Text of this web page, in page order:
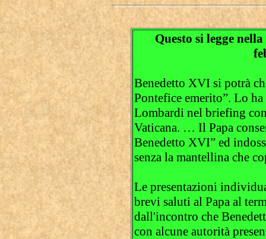
Questo si legge
Benedetto XVI si potrà
Pontefice emerito”. Lo
Lombardi nel briefing
Vaticana. … Il Papa
Benedetto XVI” ed
senza la mantellina che
Le presentazioni
brevi saluti al Papa al
dall'incontro che
con alcune autorità